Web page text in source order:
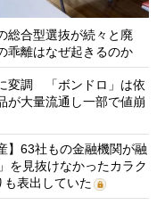
総合型選抜が続々と廃
離はなぜ起きるのか
変調 「ボンドロ」は依
が大量流通し一部で値崩
】63社もの金融機関が融
を見抜けなかったカラク
表出していた